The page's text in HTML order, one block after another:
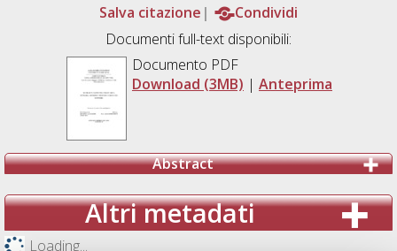
Salva citazione
Condividi
Documenti full-text disponibili:
Documento PDF
Download (3MB) | Anteprima
Abstract
Altri metadati
Loading...